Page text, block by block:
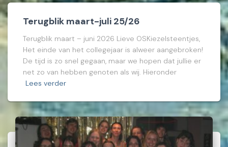
Terugblik maart-juli 25/26
Terugblik maart – juni 2026 Lieve OSKiezelsteentjes,
Het einde van het collegejaar is alweer aangebroken!
De tijd is zo snel gegaan, maar we hopen dat jullie er
net zo van hebben genoten als wij. Hieronder
Lees verder